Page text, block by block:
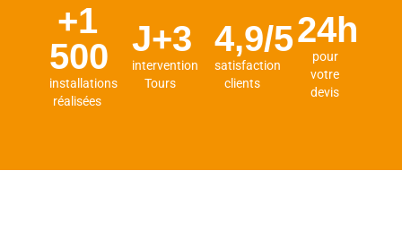
+1
500
installations
réalisées
J+3
intervention
Tours
4,9/5
satisfaction
clients
24h
pour
votre
devis